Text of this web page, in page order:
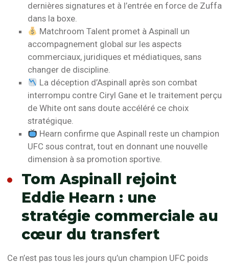
dernières signatures et à l’entrée en force de Zuffa
dans la boxe.
Matchroom Talent promet à Aspinall un
accompagnement global sur les aspects
commerciaux, juridiques et médiatiques, sans
changer de discipline.
La déception d’Aspinall après son combat
interrompu contre Ciryl Gane et le traitement perçu
de White ont sans doute accéléré ce choix
stratégique.
Hearn confirme que Aspinall reste un champion
UFC sous contrat, tout en donnant une nouvelle
dimension à sa promotion sportive.
Tom Aspinall rejoint
Eddie Hearn : une
stratégie commerciale au
cœur du transfert
Ce n’est pas tous les jours qu’un champion UFC poids